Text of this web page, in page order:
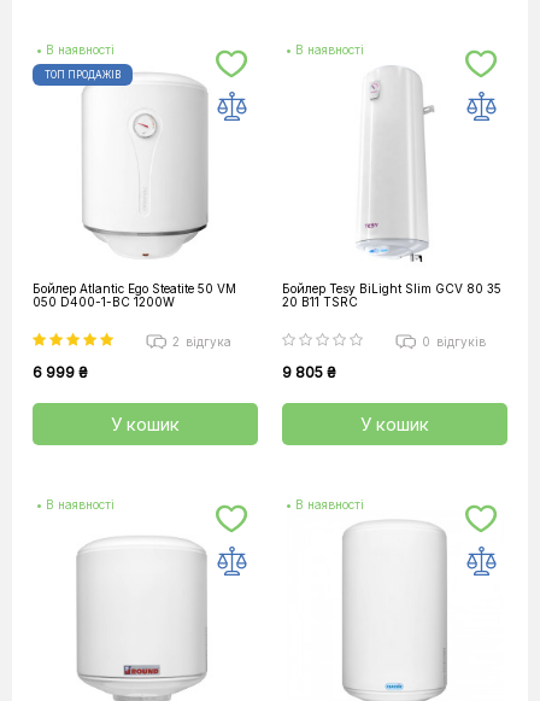
• В наявності
ТОП ПРОДАЖІВ
Бойлер Atlantic Ego Steatite 50 VM
050 D400-1-BC 1200W
2 відгука
6 999 ₴
У кошик
• В наявності
Бойлер Tesy BiLight Slim GCV 80 35
20 B11 TSRC
0 відгуків
9 805 ₴
У кошик
• В наявності • В наявності